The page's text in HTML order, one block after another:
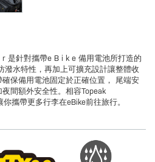
是針對攜帶e B i k e 備用電池所打造的
潑水特性，再加上可擴充設計讓整體收
保備用電池固定於正確位置， 尾端安
間額外安全性。相容Topeak
攜帶更多行李在eBike前往旅行。